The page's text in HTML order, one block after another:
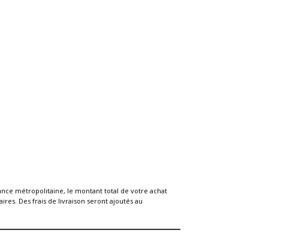
métropolitaine, le montant total de votre achat
Des frais de livraison seront ajoutés au